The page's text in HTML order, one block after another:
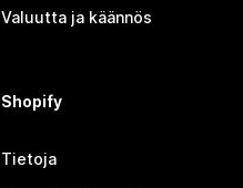
Valuutta ja käännös
Shopify
Tietoja